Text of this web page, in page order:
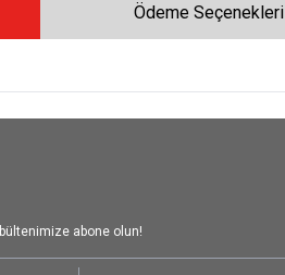
Ödeme Seçenekleri
abone olun!